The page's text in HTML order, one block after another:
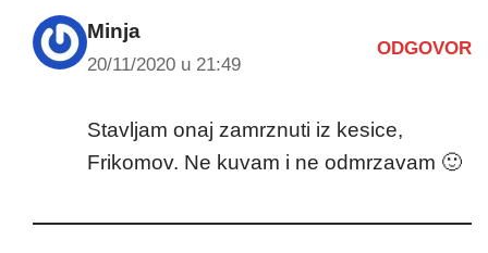
Minja
20/11/2020 u 21:49
ODGOVOR
Stavljam onaj zamrznuti iz kesice,
Frikomov. Ne kuvam i ne odmrzavam 🙂